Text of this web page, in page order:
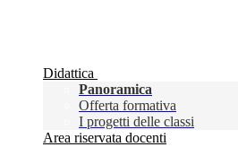
Didattica
Panoramica
Offerta formativa
I progetti delle classi
Area riservata docenti